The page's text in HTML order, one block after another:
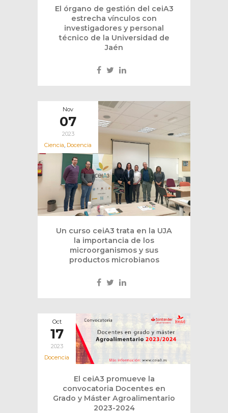
El órgano de gestión del ceiA3
estrecha vínculos con
investigadores y personal
técnico de la Universidad de
Jaén
Nov
07
2023
Ciencia, Docencia
Un curso ceiA3 trata en la UJA
la importancia de los
microorganismos y sus
productos microbianos
Oct
17
2023
Docencia
El ceiA3 promueve la
convocatoria Docentes en
Grado y Máster Agroalimentario
2023-2024